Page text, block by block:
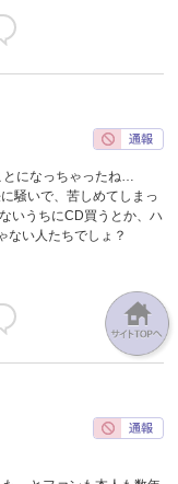
になっちゃったね…
騒いで、苦しめてしまっ
いうちにCD買うとか、ハ
ない人たちでしょ？